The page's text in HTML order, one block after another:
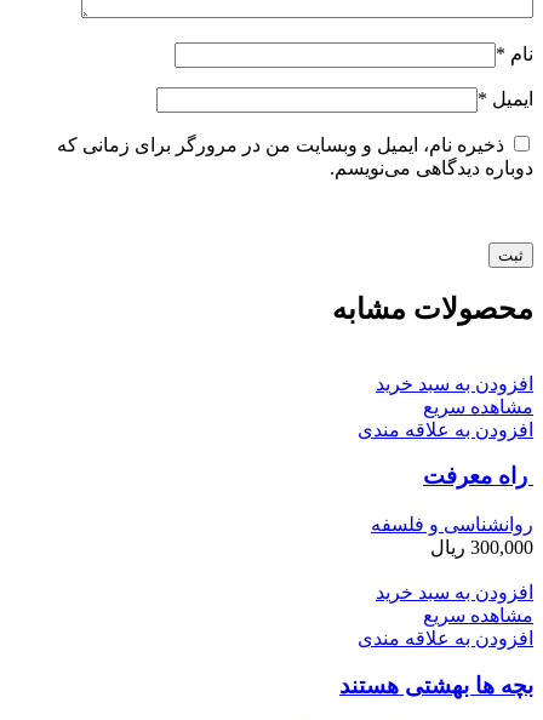
نام *
ایمیل *
ذخیره نام، ایمیل و وبسایت من در مرورگر برای زمانی که
دوباره دیدگاهی می‌نویسم.
محصولات مشابه
افزودن به سبد خرید
مشاهده سریع
افزودن به علاقه مندی
راه معرفت
روانشناسی و فلسفه
300,000 ریال
افزودن به سبد خرید
مشاهده سریع
افزودن به علاقه مندی
بچه ­ها بهشتی هستند